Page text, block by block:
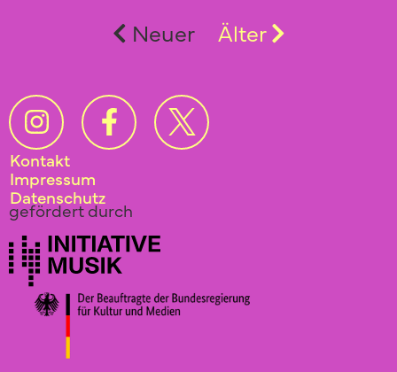
Neuer Älter
Kontakt
Impressum
Datenschutz
gefördert durch